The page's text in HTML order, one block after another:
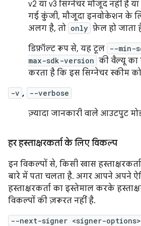
v2 या v3 सिग्नेचर मौजूद नहीं है
गई कुंजी, मौजूदा इनवोकेशन के
अलग है, तो only फ़ेल हो जाता
डिफ़ॉल्ट रूप से, यह टूल --min-
max-sdk-version की वैल्यू
करता है कि इस सिग्नेचर स्कीम
-v , --verbose
ज़्यादा जानकारी वाले आउटपुट
हर हस्ताक्षरकर्ता के लिए विकल्प
इन विकल्पों से, किसी खास
बारे में पता चलता है. अगर आपने अपने
हस्ताक्षरकर्ता का इस्तेमाल करके
विकल्पों की ज़रूरत नहीं है.
--next-signer <signer-options>